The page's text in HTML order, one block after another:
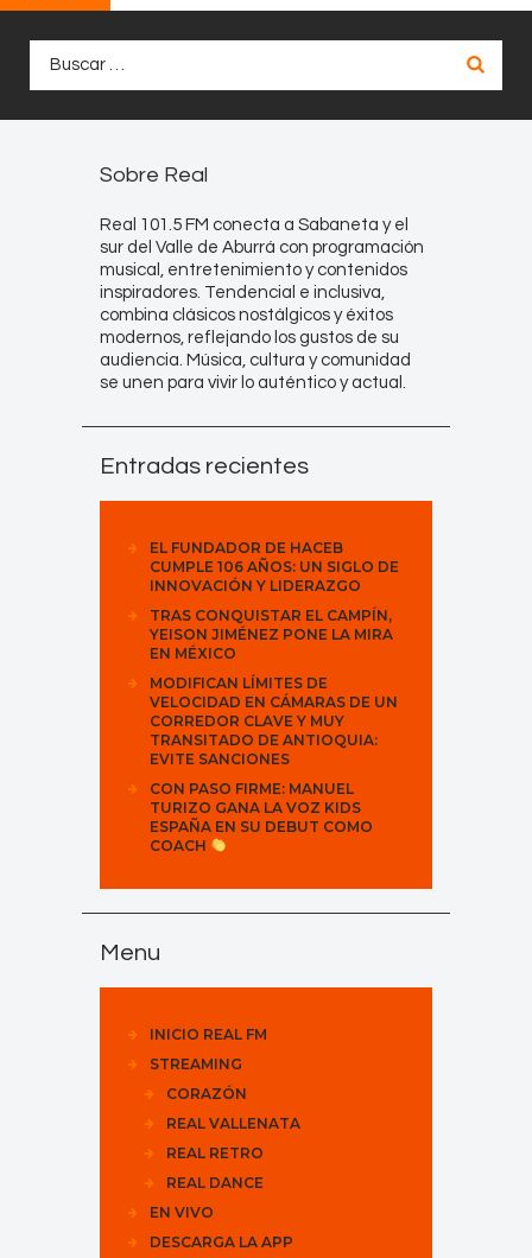
Sobre Real
Real 101.5 FM conecta a Sabaneta y el
sur del Valle de Aburrá con programación
musical, entretenimiento y contenidos
inspiradores. Tendencial e inclusiva,
combina clásicos nostálgicos y éxitos
modernos, reflejando los gustos de su
audiencia. Música, cultura y comunidad
se unen para vivir lo auténtico y actual.
Entradas recientes
EL FUNDADOR DE HACEB
CUMPLE 106 AÑOS: UN SIGLO DE
INNOVACIÓN Y LIDERAZGO
TRAS CONQUISTAR EL CAMPÍN,
YEISON JIMÉNEZ PONE LA MIRA
EN MÉXICO
MODIFICAN LÍMITES DE
VELOCIDAD EN CÁMARAS DE UN
CORREDOR CLAVE Y MUY
TRANSITADO DE ANTIOQUIA:
EVITE SANCIONES
CON PASO FIRME: MANUEL
TURIZO GANA LA VOZ KIDS
ESPAÑA EN SU DEBUT COMO
COACH
Menu
INICIO REAL FM
STREAMING
CORAZÓN
REAL VALLENATA
REAL RETRO
REAL DANCE
EN VIVO
DESCARGA LA APP